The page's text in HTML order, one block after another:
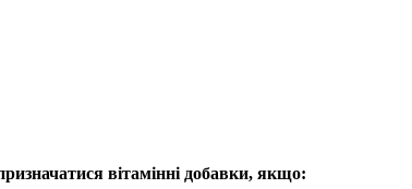
вітамінні добавки, якщо: